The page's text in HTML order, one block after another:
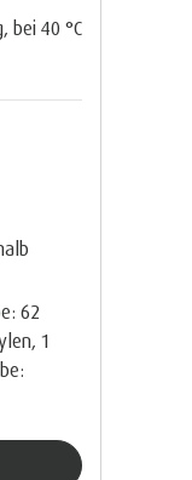
bei 40 °C
62
1